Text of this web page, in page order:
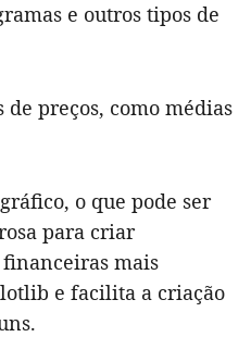
e outros tipos de
preços, como médias
o que pode ser
para criar
financeiras mais
e facilita a criação